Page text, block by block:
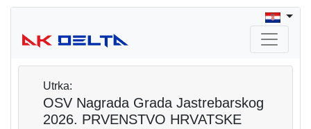
Utrka:
OSV Nagrada Grada Jastrebarskog
2026. PRVENSTVO HRVATSKE